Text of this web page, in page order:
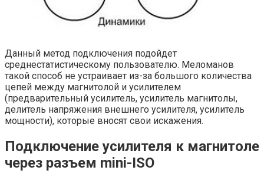
Данный метод подключения подойдет
среднестатистическому пользователю. Меломанов
такой способ не устраивает из-за большого количества
цепей между магнитолой и усилителем
(предварительный усилитель, усилитель магнитолы,
делитель напряжения внешнего усилителя, усилитель
мощности), которые вносят свои искажения.
Подключение усилителя к магнитоле
через разъем mini-ISO